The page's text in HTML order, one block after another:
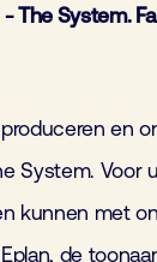
The System.
en
System. Voor
kunnen met
de